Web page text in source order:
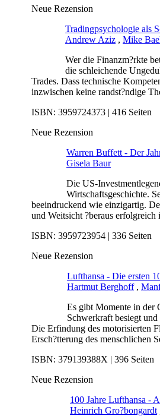
Neue Rezension
Tradingpsychologie als
Andrew Aziz , Mike
Wer die Finanzm?rkte
die schleichende
Trades. Dass technische
inzwischen keine randst?ndige
ISBN: 3959724373 | 416 Seiten
Neue Rezension
Warren Buffett - Der
Gisela Baur
Die US-
Wirtschaftsgeschichte.
beeindruckend wie einzigartig.
und Weitsicht ?beraus
ISBN: 3959723954 | 336 Seiten
Neue Rezension
Lufthansa - Die ersten
Hartmut Berghoff,
Es gibt Momente in der
Schwerkraft besiegt
Die Erfindung des motorisierten
Ersch?tterung des menschlichen
ISBN: 379139388X | 396 Seiten
Neue Rezension
100 Jahre Lufthansa -
Heinrich Gro?bongardt